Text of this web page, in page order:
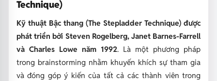
Technique)
Kỹ thuật Bậc thang (The Stepladder Technique) được
phát triển bởi Steven Rogelberg, Janet Barnes-Farrell
và Charles Lowe năm 1992. Là một phương pháp
trong brainstorming nhằm khuyến khích sự tham gia
và đóng góp ý kiến của tất cả các thành viên trong